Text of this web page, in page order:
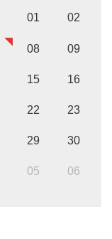
01 02
08 09
15 16
22 23
29 30
05 06